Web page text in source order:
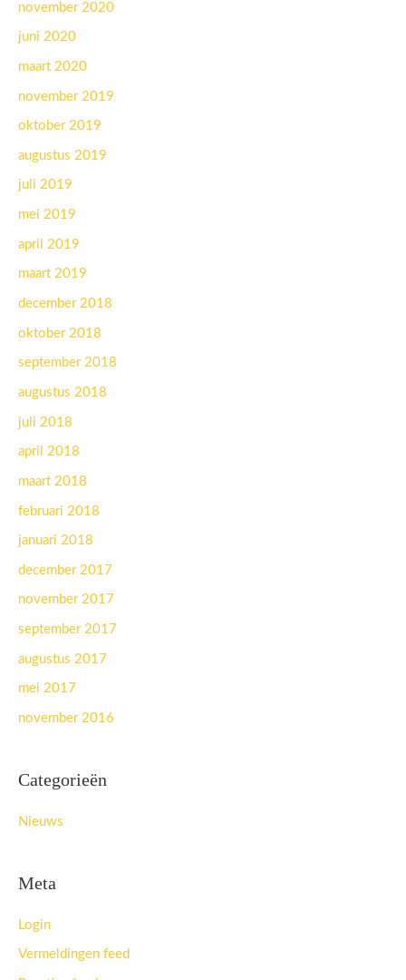
november 2020
juni 2020
maart 2020
november 2019
oktober 2019
augustus 2019
juli 2019
mei 2019
april 2019
maart 2019
december 2018
oktober 2018
september 2018
augustus 2018
juli 2018
april 2018
maart 2018
februari 2018
januari 2018
december 2017
november 2017
september 2017
augustus 2017
mei 2017
november 2016
Categorieën
Nieuws
Meta
Login
Vermeldingen feed